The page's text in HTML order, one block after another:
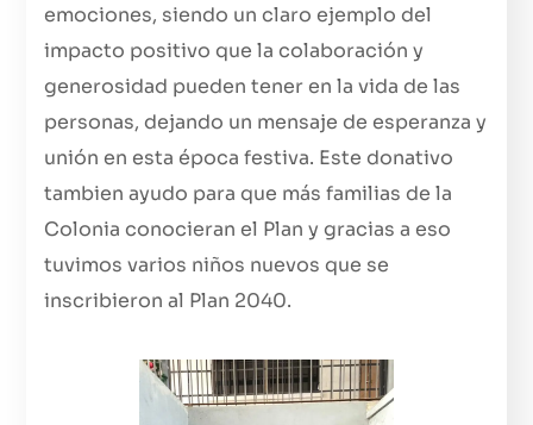
emociones, siendo un claro ejemplo del
impacto positivo que la colaboración y
generosidad pueden tener en la vida de las
personas, dejando un mensaje de esperanza y
unión en esta época festiva. Este donativo
tambien ayudo para que más familias de la
Colonia conocieran el Plan y gracias a eso
tuvimos varios niños nuevos que se
inscribieron al Plan 2040.